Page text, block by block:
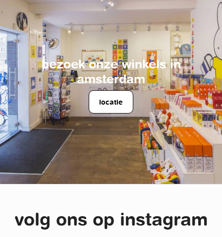
bezoek onze winkels in
amsterdam
locatie
volg ons op instagram